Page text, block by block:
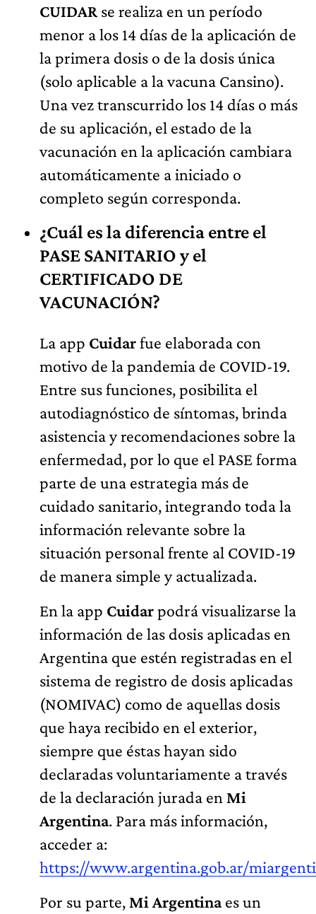
CUIDAR se realiza en un período
menor a los 14 días de la aplicación de
la primera dosis o de la dosis única
(solo aplicable a la vacuna Cansino).
Una vez transcurrido los 14 días o más
de su aplicación, el estado de la
vacunación en la aplicación cambiara
automáticamente a iniciado o
completo según corresponda.
¿Cuál es la diferencia entre el
PASE SANITARIO y el
CERTIFICADO DE
VACUNACIÓN?
La app Cuidarfue elaborada con
motivo de la pandemia de COVID-19.
Entre sus funciones, posibilita el
autodiagnóstico de síntomas, brinda
asistencia y recomendaciones sobre la
enfermedad, por lo que el PASE forma
parte de una estrategia más de
cuidado sanitario, integrando toda la
información relevante sobre la
situación personal frente al COVID-19
de manera simple y actualizada.
En la app Cuidarpodrá visualizarse la
información de las dosis aplicadas en
Argentina que estén registradas en el
sistema de registro de dosis aplicadas
(NOMIVAC) como de aquellas dosis
que haya recibido en el exterior,
siempre que éstas hayan sido
declaradas voluntariamente a través
de la declaración jurada en Mi
Argentina. Para más información,
acceder a:
https://www.argentina.gob.ar/
Por su parte, Mi Argentinaes un